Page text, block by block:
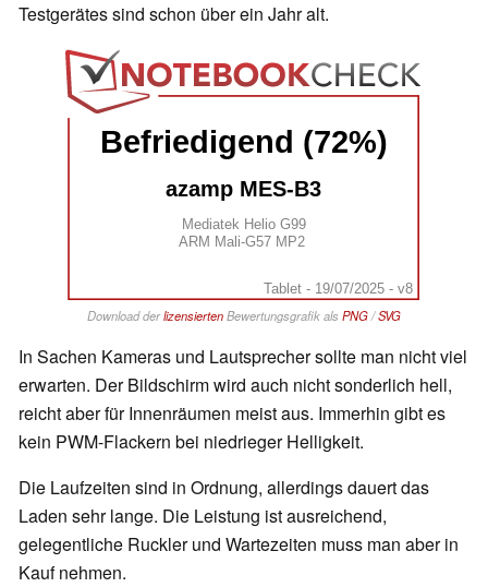
Testgerätes sind schon über ein Jahr alt.
Befriedigend (72%)
azamp MES-B3
Mediatek Helio G99
ARM Mali-G57 MP2
Tablet - 19/07/2025 - v8
Download derlizensiertenBewertungsgrafik als PNG/SVG
In Sachen Kameras und Lautsprecher sollte man nicht viel
erwarten. Der Bildschirm wird auch nicht sonderlich hell,
reicht aber für Innenräumen meist aus. Immerhin gibt es
kein PWM-Flackern bei niedrieger Helligkeit.
Die Laufzeiten sind in Ordnung, allerdings dauert das
Laden sehr lange. Die Leistung ist ausreichend,
gelegentliche Ruckler und Wartezeiten muss man aber in
Kauf nehmen.